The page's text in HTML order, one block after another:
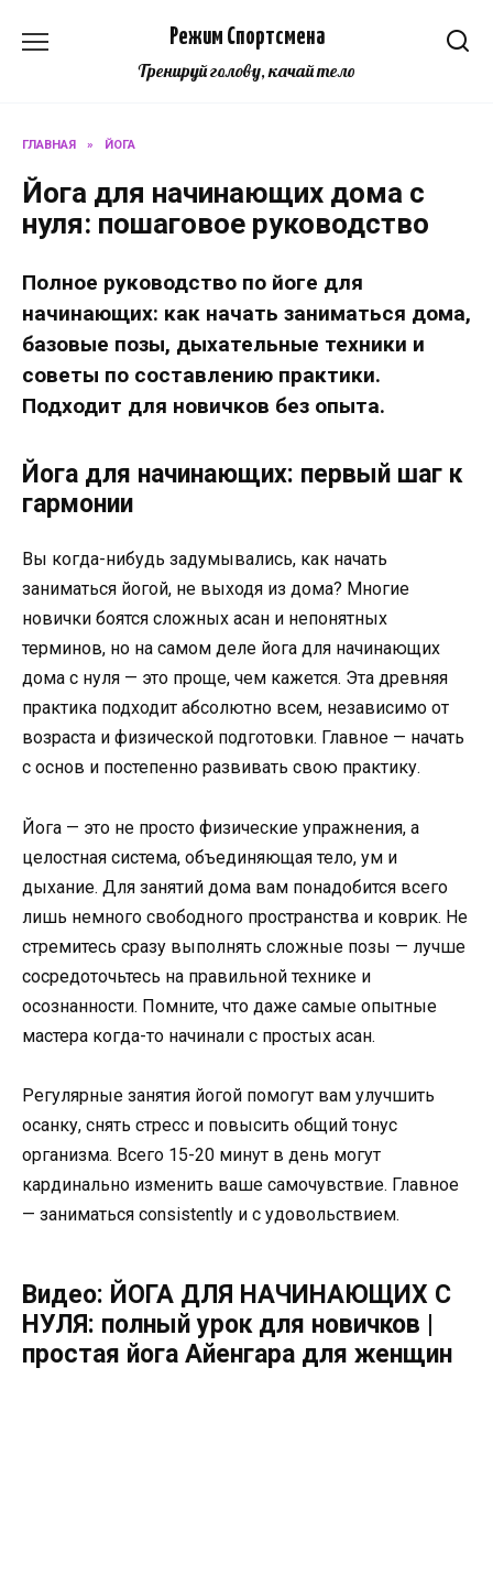
Режим Спортсмена
Тренируй голову, качай тело
ГЛАВНАЯ » ЙОГА
Йога для начинающих дома с
нуля: пошаговое руководство
Полное руководство по йоге для
начинающих: как начать заниматься дома,
базовые позы, дыхательные техники и
советы по составлению практики.
Подходит для новичков без опыта.
Йога для начинающих: первый шаг к
гармонии
Вы когда-нибудь задумывались, как начать
заниматься йогой, не выходя из дома? Многие
новички боятся сложных асан и непонятных
терминов, но на самом деле йога для начинающих
дома с нуля — это проще, чем кажется. Эта древняя
практика подходит абсолютно всем, независимо от
возраста и физической подготовки. Главное — начать
с основ и постепенно развивать свою практику.
Йога — это не просто физические упражнения, а
целостная система, объединяющая тело, ум и
дыхание. Для занятий дома вам понадобится всего
лишь немного свободного пространства и коврик. Не
стремитесь сразу выполнять сложные позы — лучше
сосредоточьтесь на правильной технике и
осознанности. Помните, что даже самые опытные
мастера когда-то начинали с простых асан.
Регулярные занятия йогой помогут вам улучшить
осанку, снять стресс и повысить общий тонус
организма. Всего 15-20 минут в день могут
кардинально изменить ваше самочувствие. Главное
— заниматься consistently и с удовольствием.
Видео: ЙОГА ДЛЯ НАЧИНАЮЩИХ С
НУЛЯ: полный урок для новичков |
простая йога Айенгара для женщин